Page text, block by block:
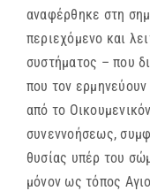
αναφέρθηκε στη
περιεχόμενο και
συστήματος – που
που τον
από το
συνεννοήσεως,
θυσίας υπέρ του
μόνον ως τόπος